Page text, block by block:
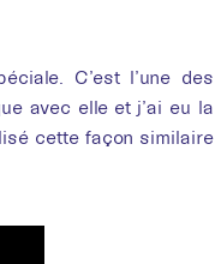
C’est l’une des
avec elle et j’ai eu la
cette façon similaire